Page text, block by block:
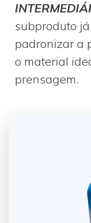
subproduto
padronizar a
o material
prensagem.